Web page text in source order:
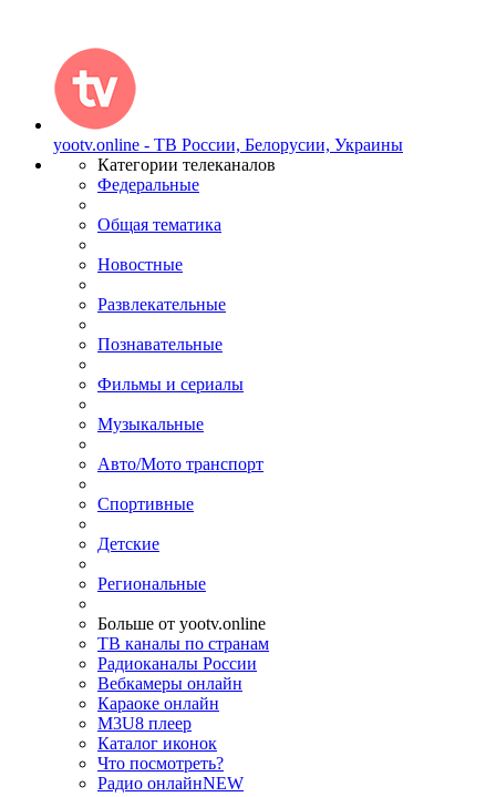
yootv.online - ТВ России, Белорусии, Украины
Категории телеканалов
Федеральные
Общая тематика
Новостные
Развлекательные
Познавательные
Фильмы и сериалы
Музыкальные
Авто/Мото транспорт
Спортивные
Детские
Региональные
Больше от yootv.online
ТВ каналы по странам
Радиоканалы России
Вебкамеры онлайн
Караоке онлайн
M3U8 плеер
Каталог иконок
Что посмотреть?
Радио онлайнNEW